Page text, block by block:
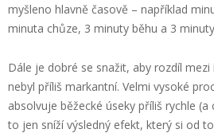
myšleno hlavně časově – například
minuta chůze, 3 minuty běhu a 3
Dále je dobré se snažit, aby rozdíl
nebyl příliš markantní. Velmi vysoké
absolvuje běžecké úseky příliš rychle
to jen sníží výsledný efekt, který si od